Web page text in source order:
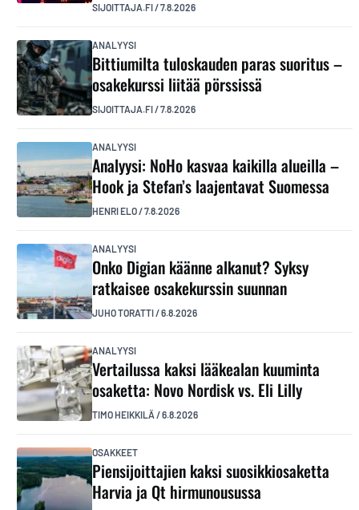
SIJOITTAJA.FI/7.8.2026
ANALYYSI
Bittiumilta tuloskauden paras suoritus –
osakekurssi liitää pörssissä
SIJOITTAJA.FI/7.8.2026
ANALYYSI
Analyysi: NoHo kasvaa kaikilla alueilla –
Hook ja Stefan’s laajentavat Suomessa
HENRI ELO/7.8.2026
ANALYYSI
Onko Digian käänne alkanut? Syksy
ratkaisee osakekurssin suunnan
JUHO TORATTI/6.8.2026
ANALYYSI
Vertailussa kaksi lääkealan kuuminta
osaketta: Novo Nordisk vs. Eli Lilly
TIMO HEIKKILÄ /6.8.2026
OSAKKEET
Piensijoittajien kaksi suosikkiosaketta
Harvia ja Qt hirmunousussa